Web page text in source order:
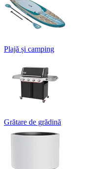
Plajă și camping
Grătare de grădină